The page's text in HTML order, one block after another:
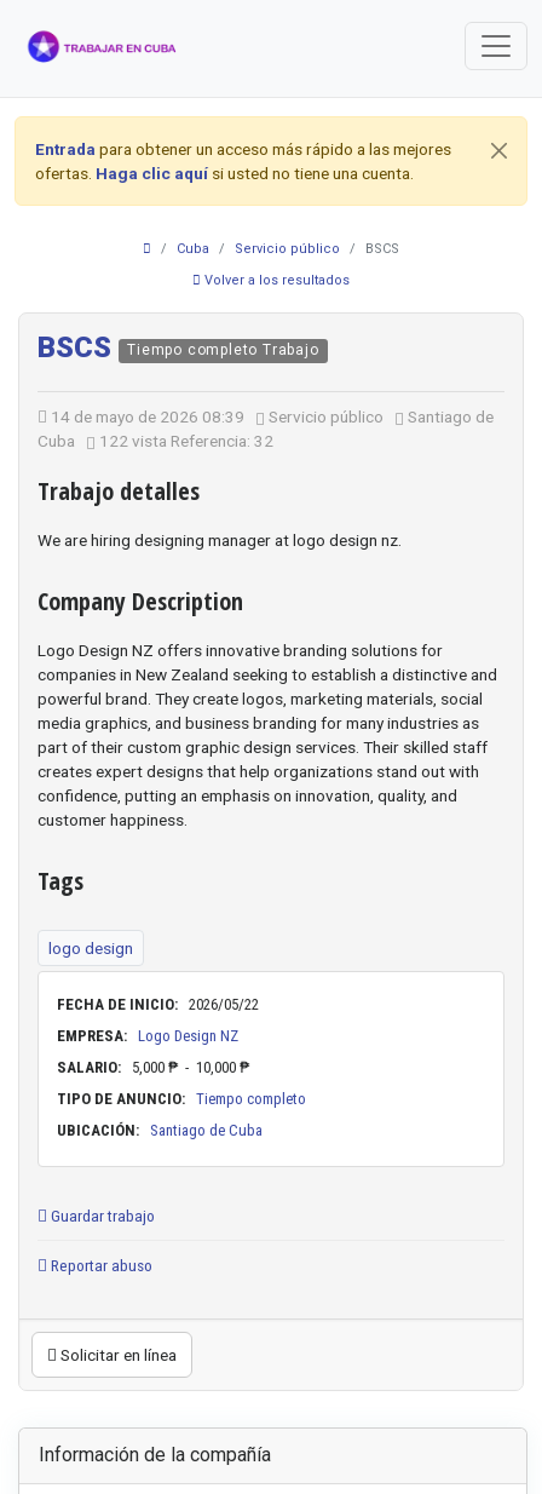
Entrada para obtener un acceso más rápido a las mejores
ofertas. Haga clic aquí si usted no tiene una cuenta.
Cuba Servicio público
BSCS
Volver a los resultados
BSCS Tiempo completo Trabajo
14 de mayo de 2026 08:39 Servicio público
Santiago de
Cuba
122 vista Referencia: 32
Trabajo detalles
We are hiring designing manager at logo design nz.
Company Description
Logo Design NZ offers innovative branding solutions for
companies in New Zealand seeking to establish a distinctive and
powerful brand. They create logos, marketing materials, social
media graphics, and business branding for many industries as
part of their custom graphic design services. Their skilled staff
creates expert designs that help organizations stand out with
confidence, putting an emphasis on innovation, quality, and
customer happiness.
Tags
logo design
FECHA DE INICIO: 2026/05/22
EMPRESA: Logo Design NZ
SALARIO:
5,000 ₱ - 10,000 ₱
TIPO DE ANUNCIO: Tiempo completo
UBICACIÓN:
Santiago de Cuba
Guardar trabajo
Reportar abuso
Solicitar en línea
Información de la compañía